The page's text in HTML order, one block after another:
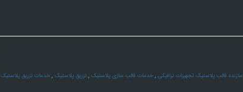
سازنده قالب پلاستیک تجهیزات ترافیکی , خدمات قالب سازی پلاستیک , تزریق پلاستیک , خدمات تزریق پلاستیک